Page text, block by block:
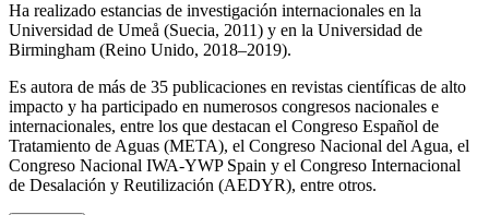
Ha realizado estancias de investigación internacionales en la
Universidad de Umeå (Suecia, 2011) y en la Universidad de
Birmingham (Reino Unido, 2018–2019).
Es autora de más de 35 publicaciones en revistas científicas de alto
impacto y ha participado en numerosos congresos nacionales e
internacionales, entre los que destacan el Congreso Español de
Tratamiento de Aguas (META), el Congreso Nacional del Agua, el
Congreso Nacional IWA‑YWP Spain y el Congreso Internacional
de Desalación y Reutilización (AEDYR), entre otros.